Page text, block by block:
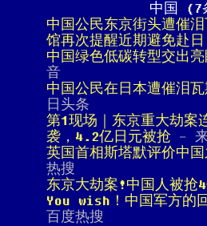
中国 (7
中国公民东京街头遭催
馆再次提醒近期避免赴日
中国绿色低碳转型交出
音
中国公民在日本遭催泪
日头条
第1现场｜东京重大劫案
袭，4.2亿日元被抢 -
英国首相斯塔默评价中
热搜
东京大劫案!中国人被抢
You wish！中国军方的
百度热搜